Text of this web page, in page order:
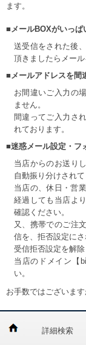
ます。
■メールBOXがいっぱ
送受信をされた後
頂きましたらメール
■メールアドレスを間
お間違いご入力の
ません。
間違ってご入力さ
れております。
■迷惑メール設定・フ
当店からのお送り
自動振り分けされ
当店の、休日・営
経過しても当店よ
確認ください。
又、携帯でのご注
信を、拒否設定に
受信拒否設定を解
当店のドメイン【
い。
お手数ではございま
詳細検索